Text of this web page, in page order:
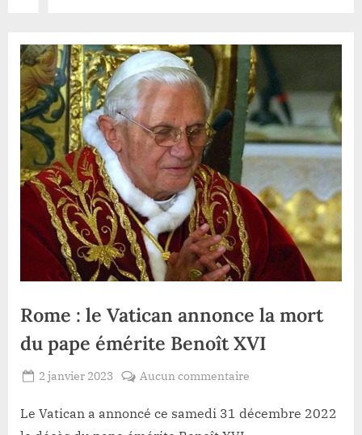
Rome : le Vatican annonce la mort
du pape émérite Benoît XVI
Posted
2 janvier 2023
Lacloche
Aucun commentaire
:
Le Vatican a annoncé ce samedi 31 décembre 2022